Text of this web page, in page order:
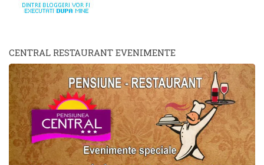
CENTRAL RESTAURANT EVENIMENTE